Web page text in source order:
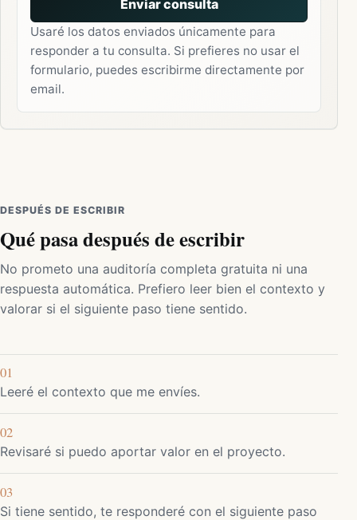
Enviar consulta
Usaré los datos enviados únicamente para
responder a tu consulta. Si prefieres no usar el
formulario, puedes escribirme directamente por
email.
DESPUÉS DE ESCRIBIR
Qué pasa después de escribir
No prometo una auditoría completa gratuita ni una
respuesta automática. Prefiero leer bien el contexto y
valorar si el siguiente paso tiene sentido.
01
Leeré el contexto que me envíes.
02
Revisaré si puedo aportar valor en el proyecto.
03
Si tiene sentido, te responderé con el siguiente paso